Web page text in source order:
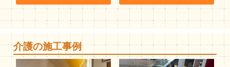
介護の施工事例